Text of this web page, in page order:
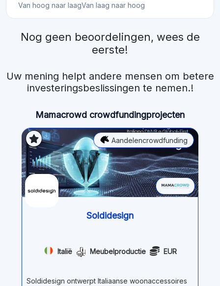
Van hoog naar laagVan laag naar hoog
Nog geen beoordelingen, wees de
eerste!
Uw mening helpt andere mensen om betere
investeringsbeslissingen te nemen.!
Mamacrowd crowdfundingprojecten
Aandelencrowdfunding
Soldidesign
Italië Meubelproductie EUR
Soldidesign ontwerpt Italiaanse woonaccessoires